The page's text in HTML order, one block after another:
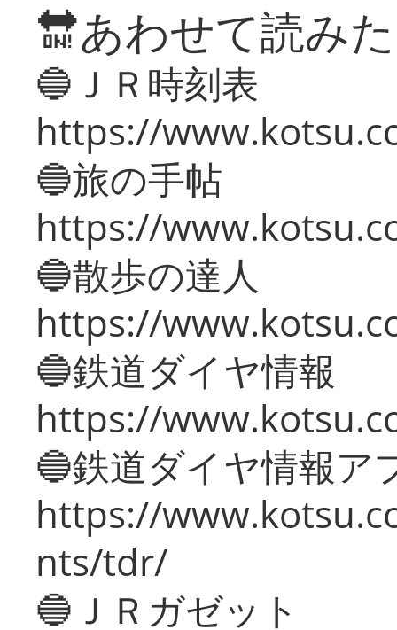
🔛あわせて読み
🔵ＪＲ時刻表
https://
🔵旅の手帖
https://
🔵散歩の達人
https://
🔵鉄道ダイヤ情報
https://
🔵鉄道ダイヤ情報ア
https://
nts/tdr/
🔵ＪＲガゼット